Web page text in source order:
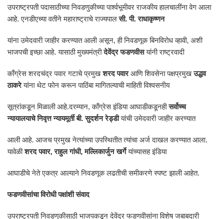
उपराष्ट्रपती पदासाठीच्या निवडणुकीच्या पार्श्वभूमीवर राजकीय हालचालींना वेग आला
आहे. एनडीएच्या वतीने महाराष्ट्राचे राज्यपालसी. पी. राधाकृष्णन
यांना उमेदवारी जाहीर करण्यात आली असून, ही निवडणूक बिनविरोध व्हावी, अशी
भाजपची इच्छा आहे. यासाठी मुख्यमंत्रीदेवेंद्र फडणवीसयांनी राष्ट्रवादी
काँग्रेस शरदचंद्र पवार गटाचे प्रमुखशरद पवारआणि शिवसेना पक्षप्रमुखउद्धव
ठाकरेयांना थेट फोन करून पाठिंबा मागितल्याची माहिती विश्वसनीय
सूत्रांकडून मिळाली आहे.दरम्यान, काँग्रेस इंडिया आघाडीकडूनहीसर्वोच्च
न्यायालयाचे निवृत्त न्यायमूर्ती बी. सुदर्शन रेड्डीयांची उमेदवारी जाहीर करण्यात
आली आहे. आजच प्रमुख नेत्यांच्या उपस्थितीत त्यांचा अर्ज दाखल करण्यात आला.
यावेळीशरद पवार, राहुल गांधी, मल्लिकार्जुन खर्गेयांच्यासह इंडिया
आघाडीचे नेते एकत्र आल्याने निवडणूक लढतीची समीकरणे स्पष्ट झाली आहेत.
फडणवीसांचा विरोधी पक्षांशी संवाद
उपराष्ट्रपती निवडणुकीसाठी भाजपकडून देवेंद्र फडणवीसांना विशेष जबाबदारी